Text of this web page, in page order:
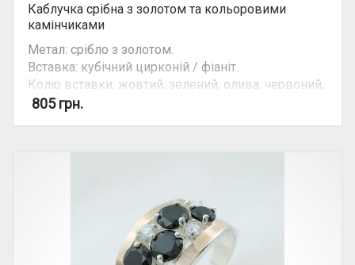
Каблучка срібна з золотом та кольоровими
камінчиками
Метал: срібло з золотом.
Вставка: кубічний цирконій / фіаніт.
Колір вставки: жовтий, зелений, олива, червоний,
синій, фіолетовий, білий.
805грн.